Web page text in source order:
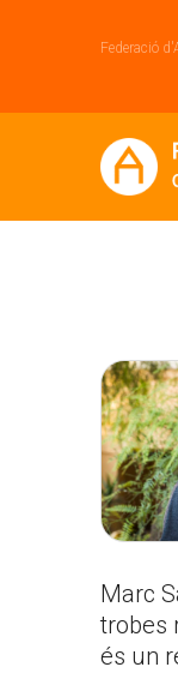
Federació
Marc
trobes
és un